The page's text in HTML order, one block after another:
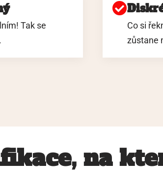
Tak se
Co si
zůstane
na